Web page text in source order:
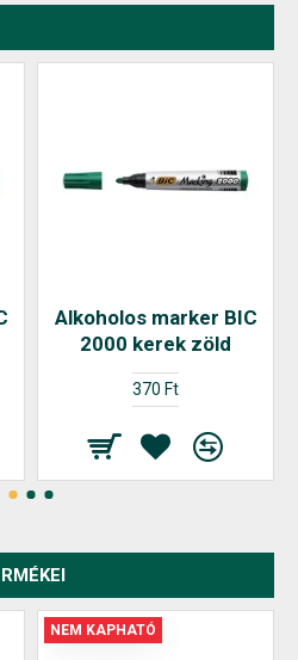
Alkoholos marker BIC
2000 kerek zöld
370 Ft
NEM KAPHATÓ